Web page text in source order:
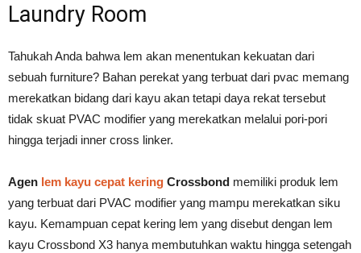
Laundry Room
Tahukah Anda bahwa lem akan menentukan kekuatan dari
sebuah furniture? Bahan perekat yang terbuat dari pvac memang
merekatkan bidang dari kayu akan tetapi daya rekat tersebut
tidak skuat PVAC modifier yang merekatkan melalui pori-pori
hingga terjadi inner cross linker.
Agen lem kayu cepat kering Crossbond memiliki produk lem
yang terbuat dari PVAC modifier yang mampu merekatkan siku
kayu. Kemampuan cepat kering lem yang disebut dengan lem
kayu Crossbond X3 hanya membutuhkan waktu hingga setengah